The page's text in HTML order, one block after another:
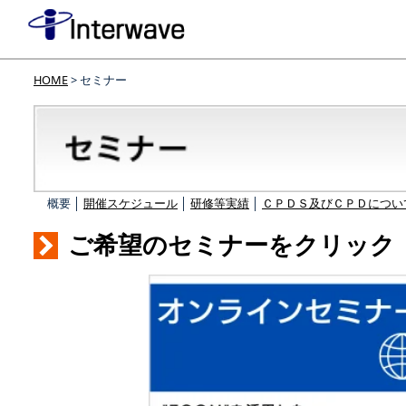
HOME> セミナー
概要 │ 開催スケジュール 研修等実績 ＣＰＤＳ及びＣＰＤにつ
ご希望のセミナーをクリック